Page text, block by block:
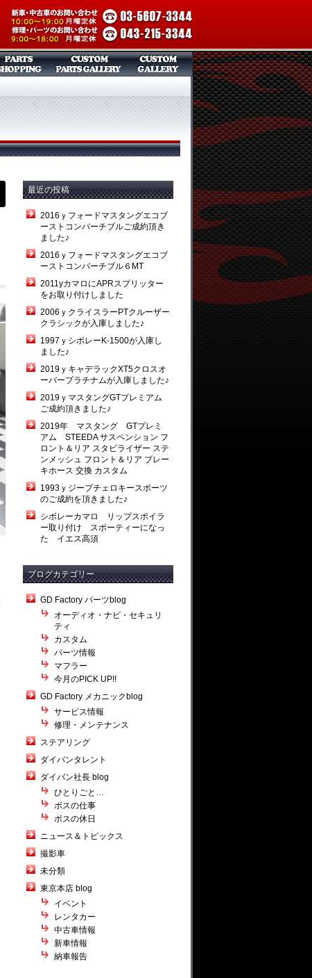
最近の投稿
2016ｙフォードマスタングエコブ
ーストコンバーチブルご成約頂き
ました♪
2016ｙフォードマスタングエコブ
ーストコンバーチブル６MT
2011yカマロにAPRスプリッター
をお取り付けしました
2006ｙクライスラーPTクルーザー
クラシックが入庫しました♪
1997ｙシボレーK-1500が入庫し
ました♪
2019ｙキャデラックXT5クロスオ
ーバープラチナムが入庫しました♪
2019ｙマスタングGTプレミアム
ご成約頂きました♪
2019年 マスタング GTプレミ
アム STEEDA サスペンション フ
ロント＆リア スタビライザー ステ
ンメッシュ フロント＆リア ブレー
キホース 交換 カスタム
1993ｙジープチェロキースポーツ
のご成約を頂きました♪
シボレーカマロ リップスポイラ
ー取り付け スポーティーになっ
た イエス高須
ブログカテゴリー
GD Factory パーツblog
オーディオ・ナビ・セキュリ
ティ
カスタム
パーツ情報
マフラー
今月のPICK UP!!
GD Factory メカニックblog
サービス情報
修理・メンテナンス
ステアリング
ダイバンタレント
ダイバン社長 blog
ひとりごと…
ボスの仕事
ボスの休日
ニュース＆トピックス
撮影車
未分類
東京本店 blog
イベント
レンタカー
中古車情報
新車情報
納車報告